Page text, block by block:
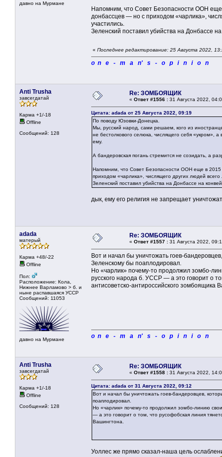
давно на Мурмане
Напомним, что Совет Безопасности ООН еще
донбассцев — но с приходом «чарлика»,
участились.
Зеленский поставил убийства на Донбассе
« Последнее редактирование: 25 Августа 2022,
o n e - m a n' s - o p i n i o n
Anti Trusha
завсегдатай
Карма +1/-18
Offline
Сообщений: 128
Re: ЗОМБОЯЩИК
« Ответ #1556 : 31 Августа 2022,
Цитата: adada от 25 Августа 2022, 09:19
По поводу Юзовки-Донецка.
Мы, русский народ, сами решаем, кого из
не бестолкового селюка, числящего себя «укром»,
ему.
А бандеровская погань стремится не созидать, а
Напомним, что Совет Безопасности ООН еще в 2015
приходом «чарлика», числящего других людей
Зеленский поставил убийства на Донбассе на
дык, ему его религия не запрещает
adada
матерый
Карма +48/-22
Offline
Пол:
Расположение: Кола,
Нижнее Варламово > б. и
ныне распавшаяся УССР
Сообщений: 11053
давно на Мурмане
Re: ЗОМБОЯЩИК
« Ответ #1557 : 31 Августа 2022,
Вот и начал бы уничтожать гоев-
Зеленскому бы поаплодировал.
Но «чарлик» почему-то продолжил зомбо-
русского народа б. УССР — а это говорит о
антисоветско-антироссийского зомбоящика
o n e - m a n' s - o p i n i o n
Anti Trusha
завсегдатай
Карма +1/-18
Offline
Сообщений: 128
Re: ЗОМБОЯЩИК
« Ответ #1558 : 31 Августа 2022,
Цитата: adada от 31 Августа 2022, 09:12
Вот и начал бы уничтожать гоев-бандеровцев,
поаплодировал.
Но «чарлик» почему-то продолжил зомбо-линию
— а это говорит о том, что русофобская линия
Вашингтона.
Уоллес же прямо сказал-наша цель